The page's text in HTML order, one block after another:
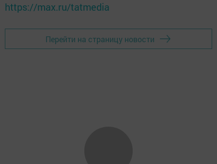
https://max.ru/tatmedia
Перейти на страницу новости